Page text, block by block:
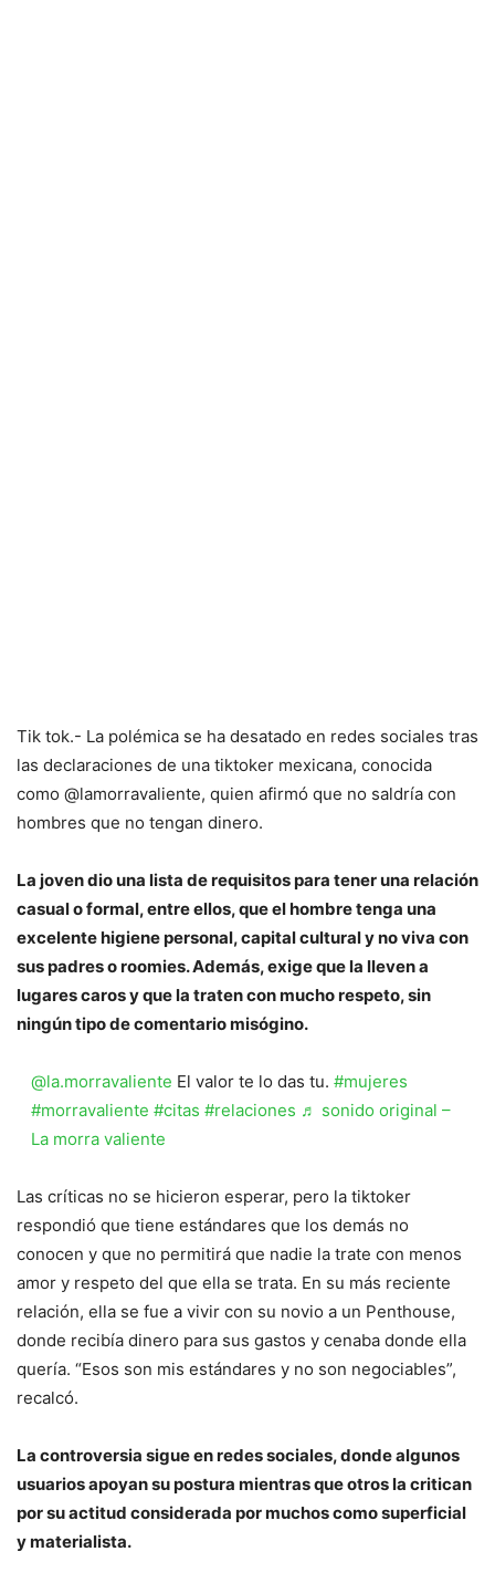
Tik tok.- La polémica se ha desatado en redes sociales tras
las declaraciones de una tiktoker mexicana, conocida
como @lamorravaliente, quien afirmó que no saldría con
hombres que no tengan dinero.
La joven dio una lista de requisitos para tener una relación
casual o formal, entre ellos, que el hombre tenga una
excelente higiene personal, capital cultural y no viva con
sus padres o roomies. Además, exige que la lleven a
lugares caros y que la traten con mucho respeto, sin
ningún tipo de comentario misógino.
@la.morravaliente El valor te lo das tu. #mujeres
#morravaliente #citas #relaciones ♬ sonido original –
La morra valiente
Las críticas no se hicieron esperar, pero la tiktoker
respondió que tiene estándares que los demás no
conocen y que no permitirá que nadie la trate con menos
amor y respeto del que ella se trata. En su más reciente
relación, ella se fue a vivir con su novio a un Penthouse,
donde recibía dinero para sus gastos y cenaba donde ella
quería. “Esos son mis estándares y no son negociables”,
recalcó.
La controversia sigue en redes sociales, donde algunos
usuarios apoyan su postura mientras que otros la critican
por su actitud considerada por muchos como superficial
y materialista.